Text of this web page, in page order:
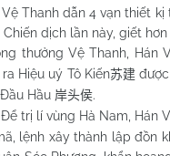
dẫn 4 vạn thiết kị
Chiến dịch lần này, giết
thưởng Vệ Thanh, Hán
Hiệu uý Tô Kiến苏建
Hầu 岸头侯.
lí vùng Hà Nam, Hán
lệnh xây thành lập đồn